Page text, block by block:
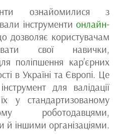
ознайомилися з
інструменти онлайн-
дозволяє користувачам
свої навички,
поліпшення кар’єрних
в Україні та Європі. Це
для валідації
у стандартизованому
роботодавцями,
іншими організаціями.